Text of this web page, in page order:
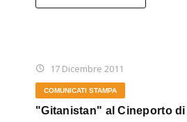
17 Dicembre 2011
COMUNICATI STAMPA
"Gitanistan" al Cineporto